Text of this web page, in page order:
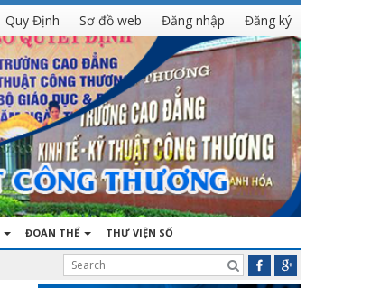
Quy Định Sơ đồ web Đăng nhập Đăng ký
ĐOÀN THỂ THƯ VIỆN SỐ